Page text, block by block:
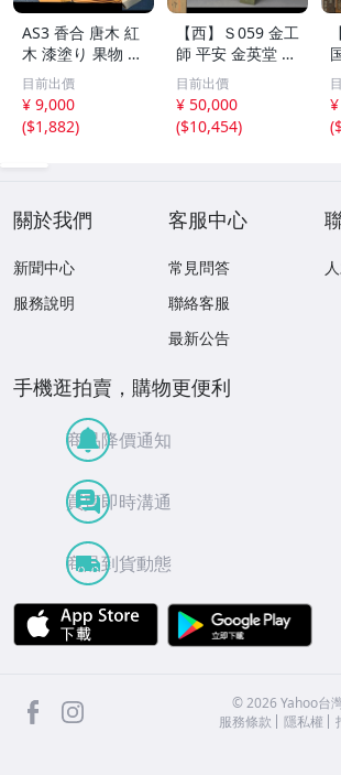
AS3 香合 唐木 紅
木 漆塗り 果物 野
菜 7点 未使用 茶
道具 小物
目前出價
¥ 9,000
($1,882)
【西】Ｓ059 金工
師 平安 金英堂 正
修 銅製 四方 花器
共箱
目前出價
¥ 50,000
($10,454)
(
關於我們
新聞中心
服務說明
客服中心
常見問答
聯絡客服
最新公告
手機逛拍賣，購物更便利
商品降價通知
買賣即時溝通
商品到貨動態
APP Store
facebook ©2026 Yahoo台
服務條款
隱私權